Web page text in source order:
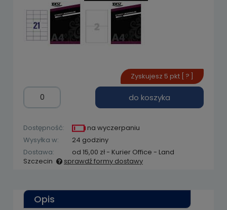
do koszyka
Zyskujesz 5 pkt [ ? ]
Dostępność:
na wyczerpaniu
Wysyłka w:
24 godziny
Dostawa:
od 15,00 zł- Kurier Office - Land
Szczecin
sprawdź formy dostawy
Opis